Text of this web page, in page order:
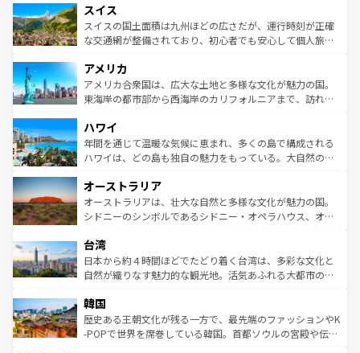
れる地方に足を運ぶとそれぞれで全く異なる文化を体験で
きるだろう。 なお、新着のフランス情報はコンテンツ一覧
を参照してほしい。
は、お酒好きな人にはぜひ体験してほしい。 なお、新着の
ドイツ情報はコンテンツ一覧を参照してほしい。
リアごとに異なる魅力がある。また、優雅なアフタヌーン
ティー、ビール好きにはたまらない英国パブ、サッカー観
戦など、本場だからこそできる体験も豊富。イギリスを旅
ンツ一覧を参照してほしい。
スイス
スイスの国土面積は九州ほどの広さだが、運行時刻が正確
な交通網が整備されており、初心者でも安心して個人旅行
の建物がそのまま残る町や、スイスならではのユニークな
博物館もあり、アルプス観光だけでなく町歩きも満喫する
ことができる。国民の所得が高いため物価も高いが、旅行
ば市内交通費無料で観光を楽しむこともできる。 なお、新
着のスイス情報はコンテンツ一覧 を参照してほしい。
アメリカ
アメリカ合衆国は、広大な土地と多様な文化が魅力の国。
東海岸の都市部から西海岸のカリフォルニアまで、訪れる
のような巨大都市は、観光、ショッピング、エンターテイ
ンメントが詰まった刺激的なスポットだ。一方、アメリカ
西部には大自然が広がり、グランドキャニオンやイエロー
部のニューオーリンズでは、音楽と美食が融合した独特の
文化が魅力。旅行者はアメリカの各地域で異なる魅力を楽
しみながら、その多様性と豊かな歴史を感じることができ
ならではの贅沢な旅のスタイルだ。 なお、新着のアメリカ
情報はコンテンツ一覧を参照してほしい。
ハワイ
年間を通じて温暖な気候に恵まれ、多くの島で構成される
ハワイは、どの島も独自の魅力をもっている。大自然の神
ワイ島は見逃せない。また、定番の観光地といえばオアフ
島だが、静かな自然を求めるならマウイ島やカウアイ島が
おすすめ。エメラルドグリーンに輝く海をはじめ、豊かな
れるおもてなしの心で訪れる人々を迎えてくれるハワイの
人々、おいしいローカルフードやハワイアンミュージッ
ク、伝統的なフラダンスなど、すべてがハワイの魅力を彩
ワイを、存分に味わってほしい。 なお、新着のハワイ情報
はコンテンツ一覧を参照してほしい。
オーストラリア
オーストラリアは、壮大な自然と多様な文化が魅力の国。
シドニーのシンボルであるシドニー・オペラハウス、オー
リアリーフや大陸中央部にそびえるウルル（エアーズロッ
ク）、タスマニアの美しい原生林やケアンズの熱帯雨林な
ど、見どころがたくさん。また、カフェやワイン、オージ
いる。アクティビティも充実しており、サーフィンやダイ
ビング、ハイキングなど、アウトドア好きにはたまらな
い。オーストラリアの多彩な魅力を存分に味わいつくそ
台湾
日本から約４時間ほどでたどり着く台湾は、多彩な文化と
自然が織りなす魅力的な観光地。活気あふれる大都市の台
ン）、静ひつな山岳地帯である台湾東部など、都市の喧騒
と山間の静けさが共存しており、訪れる人に新しい発見と
驚きをもたらしてくれる。また、奥深い台湾の食文化も魅
韓国
歴史ある王朝文化が残る一方で、最先端のファッションやK
-POPで世界を席巻している韓国。首都ソウルの宮殿や伝統